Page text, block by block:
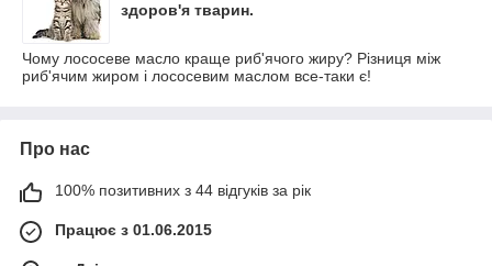
здоров'я тварин.
Чому лососеве масло краще риб'ячого жиру? Різниця між
риб'ячим жиром і лососевим маслом все-таки є!
Про нас
100% позитивних з 44 відгуків за рік
Працює з 01.06.2015